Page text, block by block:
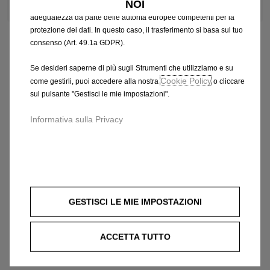
NOI
che potrebbero non aver ancora ricevuto una decisione di
adeguatezza da parte delle autorità europee competenti per la
protezione dei dati. In questo caso, il trasferimento si basa sul tuo
consenso (Art. 49.1a GDPR).
Se desideri saperne di più sugli Strumenti che utilizziamo e su
come gestirli, puoi accedere alla nostraCookie Policyo cliccare
sul pulsante "Gestisci le mie impostazioni".
Informativa sulla Privacy
GESTISCI LE MIE IMPOSTAZIONI
ACCETTA TUTTO